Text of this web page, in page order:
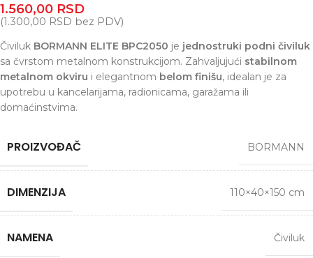
1.560,00 RSD
(1.300,00 RSD bez PDV)
Čiviluk BORMANN ELITE BPC2050 je jednostruki podni čiviluk
sa čvrstom metalnom konstrukcijom. Zahvaljujući stabilnom
metalnom okviru i elegantnom belom finišu, idealan je za
upotrebu u kancelarijama, radionicama, garažama ili
domaćinstvima.
PROIZVOĐAČ BORMANN
DIMENZIJA 110×40×150 cm
NAMENA Čiviluk